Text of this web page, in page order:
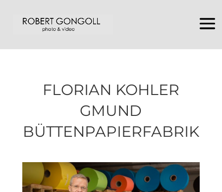
FLORIAN KOHLER
GMUND
BÜTTENPAPIERFABRIK